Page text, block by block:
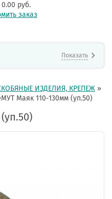
0.00 руб.
заказ
Показать
ИЗДЕЛИЯ, КРЕПЕЖ »
Маяк 110-130мм (уп.50)